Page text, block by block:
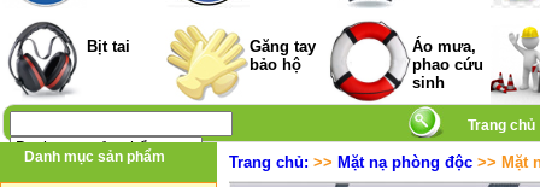
Bịt tai
Găng tay
bảo hộ
Áo mưa,
phao cứu
sinh
Trang chủ
Danh mục sản phẩm
Trang chủ: >> Mặt nạ phòng độc >> Mặt